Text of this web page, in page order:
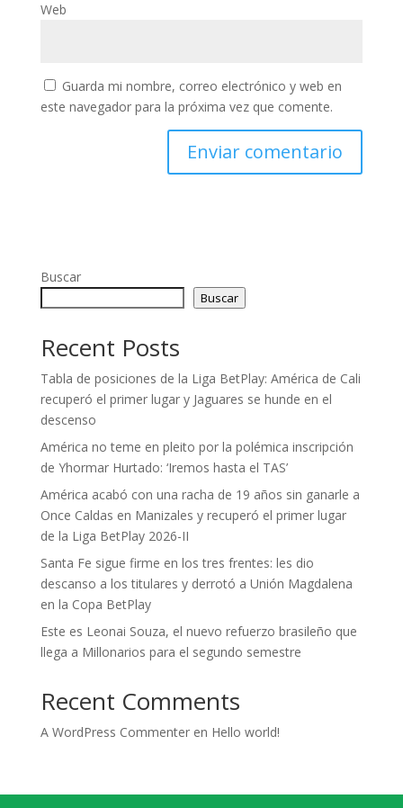
Web
Guarda mi nombre, correo electrónico y web en
este navegador para la próxima vez que comente.
Buscar
Buscar
Recent Posts
Tabla de posiciones de la Liga BetPlay: América de Cali
recuperó el primer lugar y Jaguares se hunde en el
descenso
América no teme en pleito por la polémica inscripción
de Yhormar Hurtado: ‘Iremos hasta el TAS’
América acabó con una racha de 19 años sin ganarle a
Once Caldas en Manizales y recuperó el primer lugar
de la Liga BetPlay 2026-II
Santa Fe sigue firme en los tres frentes: les dio
descanso a los titulares y derrotó a Unión Magdalena
en la Copa BetPlay
Este es Leonai Souza, el nuevo refuerzo brasileño que
llega a Millonarios para el segundo semestre
Recent Comments
A WordPress Commenteren Hello world!